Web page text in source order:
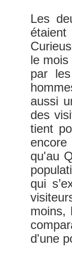
Les
le mois
par
aussi
des
tient
qu'au
qui
moins,
d'une